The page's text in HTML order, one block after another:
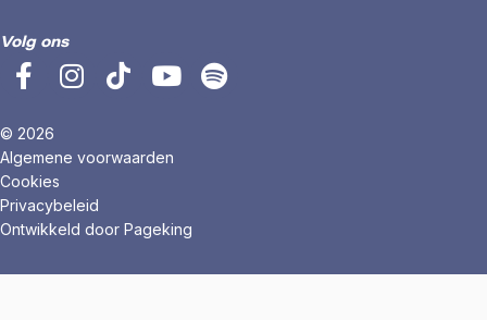
Volg ons
© 2026
Algemene voorwaarden
Cookies
Privacybeleid
Ontwikkeld door Pageking